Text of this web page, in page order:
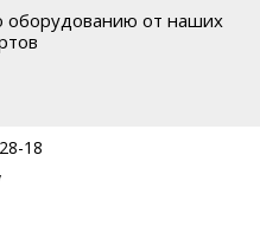
оборудованию от наших
18